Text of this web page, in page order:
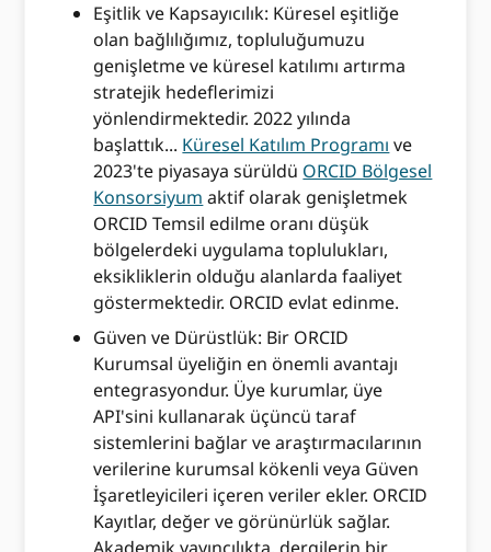
Eşitlik ve Kapsayıcılık: Küresel eşitliğe
olan bağlılığımız, topluluğumuzu
genişletme ve küresel katılımı artırma
stratejik hedeflerimizi
yönlendirmektedir. 2022 yılında
başlattık... Küresel Katılım Programı ve
2023'te piyasaya sürüldü ORCID Bölgesel
Konsorsiyum aktif olarak genişletmek
ORCID Temsil edilme oranı düşük
bölgelerdeki uygulama toplulukları,
eksikliklerin olduğu alanlarda faaliyet
göstermektedir. ORCID evlat edinme.
Güven ve Dürüstlük: Bir ORCID
Kurumsal üyeliğin en önemli avantajı
entegrasyondur. Üye kurumlar, üye
API'sini kullanarak üçüncü taraf
sistemlerini bağlar ve araştırmacılarının
verilerine kurumsal kökenli veya Güven
İşaretleyicileri içeren veriler ekler. ORCID
Kayıtlar, değer ve görünürlük sağlar.